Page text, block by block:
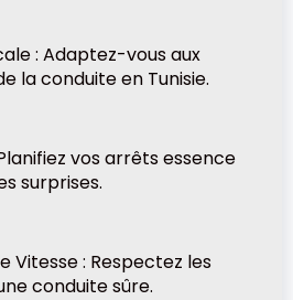
: Adaptez-vous aux
la conduite en Tunisie.
vos arrêts essence
surprises.
Vitesse : Respectez les
conduite sûre.